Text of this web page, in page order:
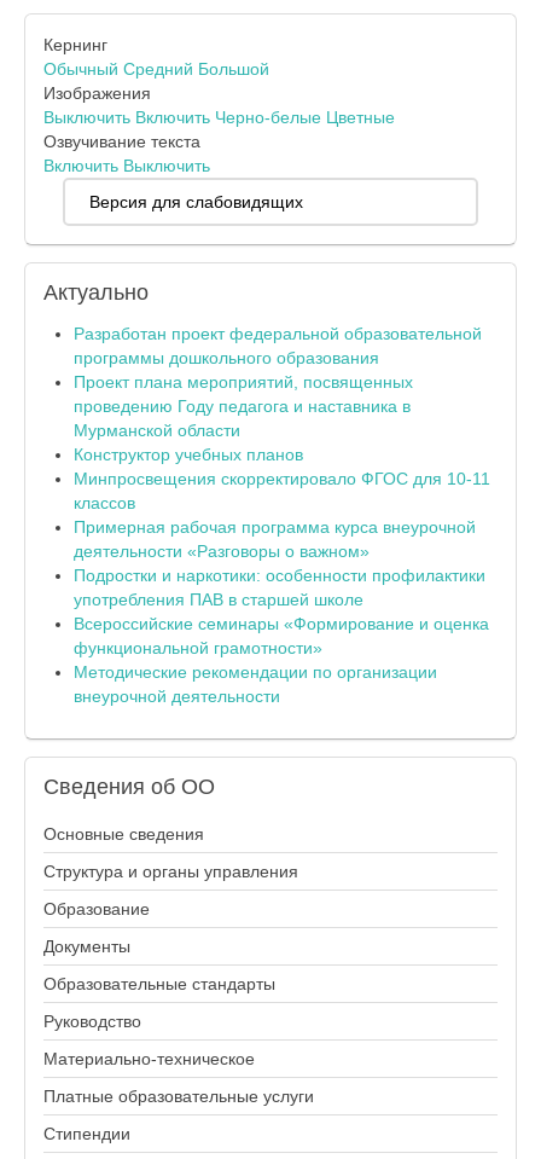
Кернинг
Обычный Средний Большой
Изображения
Выключить Включить Черно-белые Цветные
Озвучивание текста
Включить Выключить
Версия для слабовидящих
Актуально
Разработан проект федеральной образовательной
программы дошкольного образования
Проект плана мероприятий, посвященных
проведению Году педагога и наставника в
Мурманской области
Конструктор учебных планов
Минпросвещения скорректировало ФГОС для 10-11
классов
Примерная рабочая программа курса внеурочной
деятельности «Разговоры о важном»
Подростки и наркотики: особенности профилактики
употребления ПАВ в старшей школе
Всероссийские семинары «Формирование и оценка
функциональной грамотности»
Методические рекомендации по организации
внеурочной деятельности
Сведения об ОО
Основные сведения
Структура и органы управления
Образование
Документы
Образовательные стандарты
Руководство
Материально-техническое
Платные образовательные услуги
Стипендии